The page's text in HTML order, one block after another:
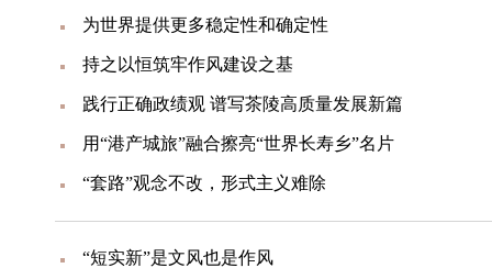
为世界提供更多稳定性和确定性
持之以恒筑牢作风建设之基
践行正确政绩观 谱写茶陵高质量发展新篇
用“港产城旅”融合擦亮“世界长寿乡”名片
“套路”观念不改，形式主义难除
“短实新”是文风也是作风